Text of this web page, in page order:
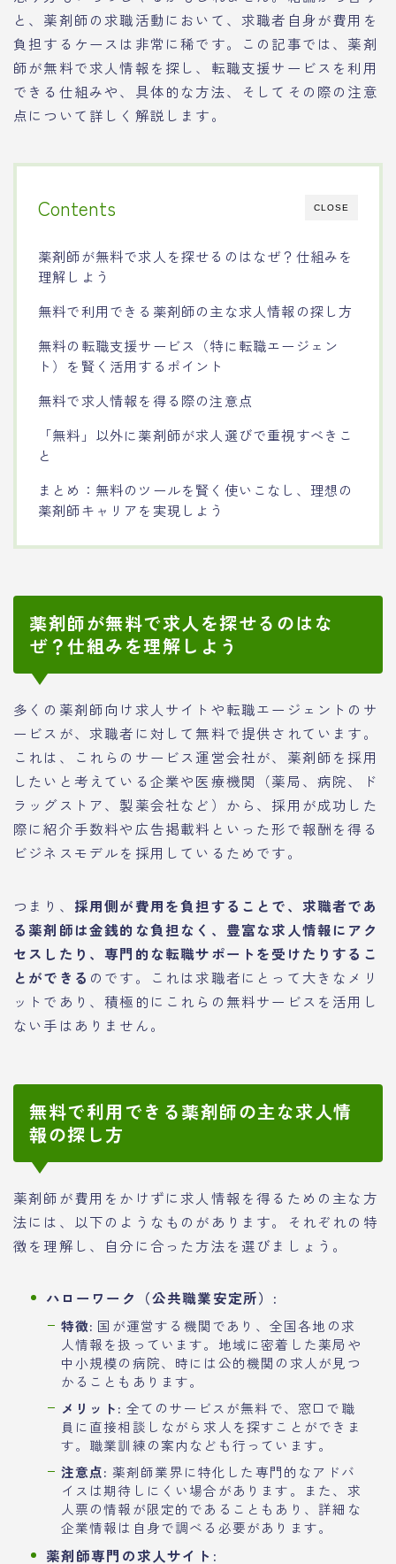
と、薬剤師の求職活動において、求職者自身が費用を
負担するケースは非常に稀です。この記事では、薬剤
師が無料で求人情報を探し、転職支援サービスを利用
できる仕組みや、具体的な方法、そしてその際の注意
点について詳しく解説します。
CLOSE
Contents
薬剤師が無料で求人を探せるのはなぜ？仕組みを
理解しよう
無料で利用できる薬剤師の主な求人情報の探し方
無料の転職支援サービス（特に転職エージェン
ト）を賢く活用するポイント
無料で求人情報を得る際の注意点
「無料」以外に薬剤師が求人選びで重視すべきこ
と
まとめ：無料のツールを賢く使いこなし、理想の
薬剤師キャリアを実現しよう
薬剤師が無料で求人を探せるのはな
ぜ？仕組みを理解しよう
多くの薬剤師向け求人サイトや転職エージェントのサ
ービスが、求職者に対して無料で提供されています。
これは、これらのサービス運営会社が、薬剤師を採用
したいと考えている企業や医療機関（薬局、病院、ド
ラッグストア、製薬会社など）から、採用が成功した
際に紹介手数料や広告掲載料といった形で報酬を得る
ビジネスモデルを採用しているためです。
つまり、 採用側が費用を負担することで、求職者であ
る薬剤師は金銭的な負担なく、豊富な求人情報にアク
セスしたり、専門的な転職サポートを受けたりするこ
とができる のです。これは求職者にとって大きなメリ
ットであり、積極的にこれらの無料サービスを活用し
ない手はありません。
無料で利用できる薬剤師の主な求人情
報の探し方
薬剤師が費用をかけずに求人情報を得るための主な方
法には、以下のようなものがあります。それぞれの特
徴を理解し、自分に合った方法を選びましょう。
ハローワーク（公共職業安定所）:
特徴: 国が運営する機関であり、全国各地の求
人情報を扱っています。地域に密着した薬局や
中小規模の病院、時には公的機関の求人が見つ
かることもあります。
メリット: 全てのサービスが無料で、窓口で職
員に直接相談しながら求人を探すことができま
す。職業訓練の案内なども行っています。
注意点: 薬剤師業界に特化した専門的なアドバ
イスは期待しにくい場合があります。また、求
人票の情報が限定的であることもあり、詳細な
企業情報は自身で調べる必要があります。
薬剤師専門の求人サイト: